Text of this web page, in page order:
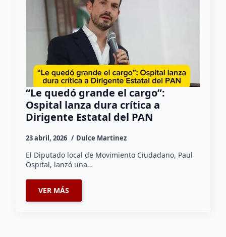
“Le quedó grande el cargo”:
Ospital lanza dura crítica a
Dirigente Estatal del PAN
23 abril, 2026 Dulce Martinez
El Diputado local de Movimiento Ciudadano, Paul
Ospital, lanzó una…
VER MÁS